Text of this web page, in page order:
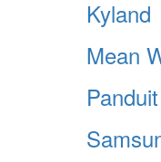
Kyland
Mean
Panduit